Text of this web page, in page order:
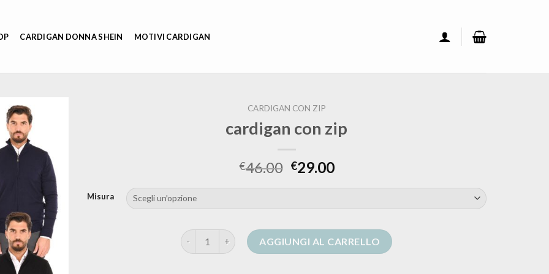
CARDIGAN DONNA SHEIN MOTIVI CARDIGAN
CARDIGAN CON ZIP
cardigan con zip
€46.00 €29.00
Misura
cardigan con zip quantitàAGGIUNGI AL CARRELLO